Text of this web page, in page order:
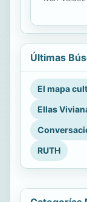
Últimas
El mapa
Ellas
RUTH